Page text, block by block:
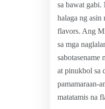
sa bawat gabi.
halaga ng
flavors. Ang
sa mga
sabotasename
at pinukbol sa
pamamaraan-
matatamis na